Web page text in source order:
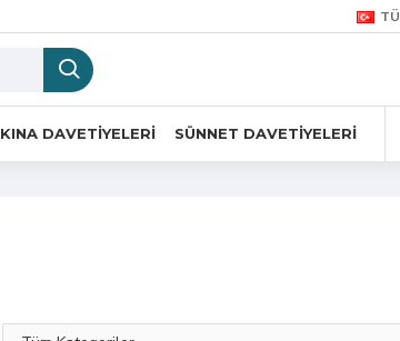
KINA DAVETIYELERI SÜNNET DAVETIYELERI